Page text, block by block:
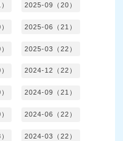
2025-09（20）
2025-06（21）
2025-03（22）
2024-12（22）
2024-09（21）
2024-06（22）
2024-03（22）